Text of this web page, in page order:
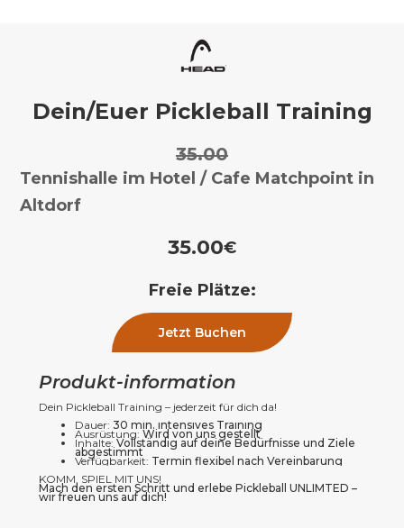
Dein/Euer Pickleball Training
35.00
Tennishalle im Hotel / Cafe Matchpoint in
Altdorf
35.00€
Freie Plätze:
Jetzt Buchen
Produkt-information
Dein Pickleball Training – jederzeit für dich da!
Dauer: 30 min. intensives Training
Ausrüstung: Wird von uns gestellt
Inhalte: Vollständig auf deine Bedürfnisse und Ziele
abgestimmt
Verfügbarkeit: Termin flexibel nach Vereinbarung
KOMM, SPIEL MIT UNS!
Mach den ersten Schritt und erlebe Pickleball UNLIMTED –
wir freuen uns auf dich!